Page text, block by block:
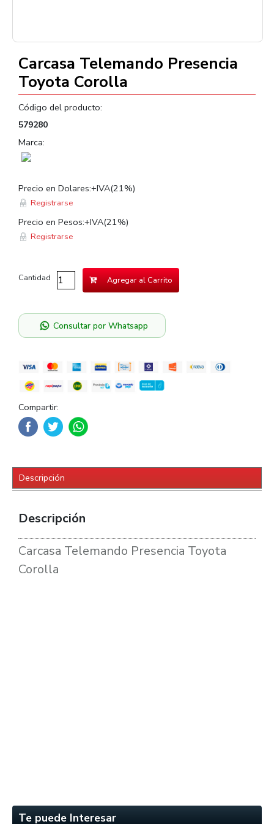
Carcasa Telemando Presencia
Toyota Corolla
Código del producto:
579280
Marca:
Precio en Dolares:+IVA(21%)
Registrarse
Precio en Pesos:+IVA(21%)
Registrarse
Cantidad Agregar al Carrito
Consultar por Whatsapp
Compartir:
Descripción
Descripción
Carcasa Telemando Presencia Toyota
Corolla
Te puede Interesar